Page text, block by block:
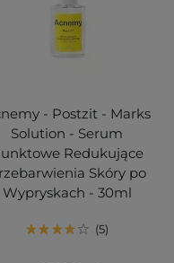
- Postzit - Marks
Solution - Serum
Redukujące
Skóry po
Wypryskach - 30ml
5